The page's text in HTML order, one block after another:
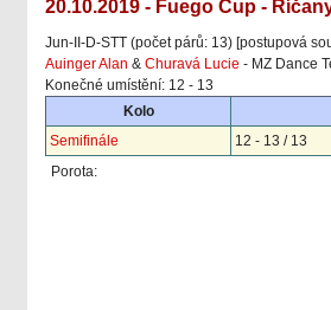
20.10.2019 - Fuego Cup -
Jun-II-D-STT (počet párů: 13) [postupová
Auinger Alan & Churavá Lucie - MZ Dance
Konečné umístění: 12 - 13
Kolo
Semifinále
12 - 13 / 13
Porota: